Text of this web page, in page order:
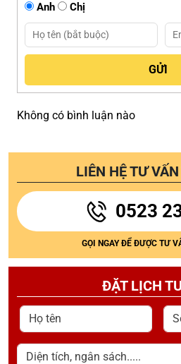
Anh Chị
Không có bình luận nào
LIÊN HỆ TƯ
0523
GỌI NGAY ĐỂ ĐƯỢC TƯ
ĐẶT LỊCH
Họ tên Số
Diện tích, ngân sách.....